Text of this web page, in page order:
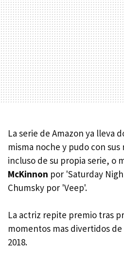
La serie de Amazon ya lleva
misma noche y pudo con
incluso de su propia serie, o
McKinnon por 'Saturday
Chumsky por 'Veep'.
La actriz repite premio tras
momentos mas divertidos de
2018.